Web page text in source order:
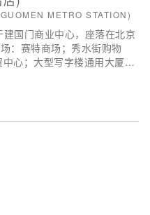
方便。景点距离天安门、故
人蜡像馆、大栅栏商业区等
达。天坛公园4站地，乘坐地
富：老北京春饼（出门左
METRO STATION)
国门商业中心，座落在北京
：赛特商场；秀水街购物
心；大型写字楼通用大厦、l
。